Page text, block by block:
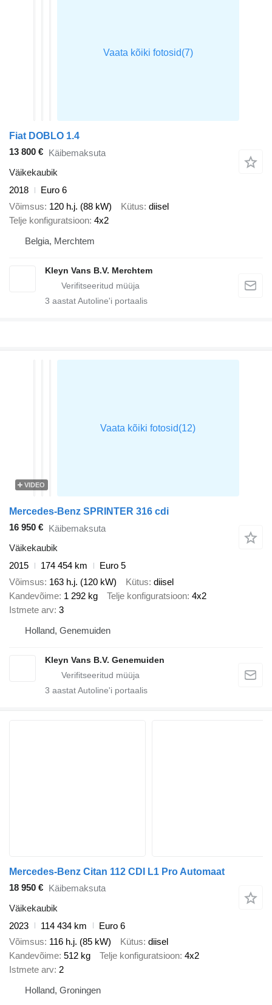
Fiat DOBLO 1.4
13 800 € Käibemaksuta
Väikekaubik
2018
Euro 6
Võimsus 120 h.j. (88 kW) Kütus diisel
Telje konfiguratsioon 4x2
Belgia, Merchtem
Kleyn Vans B.V. Merchtem
3 aastat Autoline'i portaalis
VIDEO
Mercedes-Benz SPRINTER 316 cdi
16 950 € Käibemaksuta
Väikekaubik
2015
174 454 km
Euro 5
Võimsus 163 h.j. (120 kW) Kütus diisel
Kandevõime 1 292 kg Telje konfiguratsioon 4x2
Istmete arv 3
Holland, Genemuiden
Kleyn Vans B.V. Genemuiden
3 aastat Autoline'i portaalis
Mercedes-Benz Citan 112 CDI L1 Pro Automaat
18 950 € Käibemaksuta
Väikekaubik
2023
114 434 km
Euro 6
Võimsus 116 h.j. (85 kW) Kütus diisel
Kandevõime 512 kg Telje konfiguratsioon 4x2
Istmete arv 2
Holland, Groningen